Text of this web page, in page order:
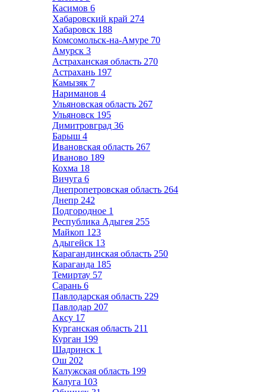
Касимов 6
Хабаровский край 274
Хабаровск 188
Комсомольск-на-Амуре 70
Амурск 3
Астраханская область 270
Астрахань 197
Камызяк 7
Нариманов 4
Ульяновская область 267
Ульяновск 195
Димитровград 36
Барыш 4
Ивановская область 267
Иваново 189
Кохма 18
Вичуга 6
Днепропетровская область 264
Днепр 242
Подгородное 1
Республика Адыгея 255
Майкоп 123
Адыгейск 13
Карагандинская область 250
Караганда 185
Темиртау 57
Сарань 6
Павлодарская область 229
Павлодар 207
Аксу 17
Курганская область 211
Курган 199
Шадринск 1
Ош 202
Калужская область 199
Калуга 103